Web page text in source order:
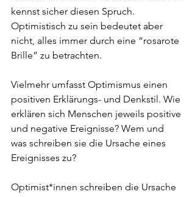
kennst sicher diesen Spruch.
Optimistisch zu sein bedeutet aber
nicht, alles immer durch eine “rosarote
Brille” zu betrachten.
Vielmehr umfasst Optimismus einen
positiven Erklärungs- und Denkstil. Wie
erklären sich Menschen jeweils positive
und negative Ereignisse? Wem und
was schreiben sie die Ursache eines
Ereignisses zu?
Optimist*innen schreiben die Ursache